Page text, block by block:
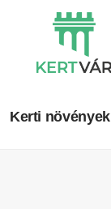
Kerti növények